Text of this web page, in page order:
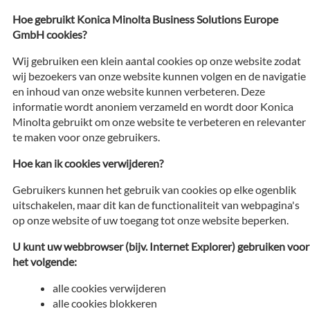
Hoe gebruikt Konica Minolta Business Solutions Europe
GmbH cookies?
Wij gebruiken een klein aantal cookies op onze website zodat
wij bezoekers van onze website kunnen volgen en de navigatie
en inhoud van onze website kunnen verbeteren. Deze
informatie wordt anoniem verzameld en wordt door Konica
Minolta gebruikt om onze website te verbeteren en relevanter
te maken voor onze gebruikers.
Hoe kan ik cookies verwijderen?
Gebruikers kunnen het gebruik van cookies op elke ogenblik
uitschakelen, maar dit kan de functionaliteit van webpagina's
op onze website of uw toegang tot onze website beperken.
U kunt uw webbrowser (bijv. Internet Explorer) gebruiken voor
het volgende:
alle cookies verwijderen
alle cookies blokkeren